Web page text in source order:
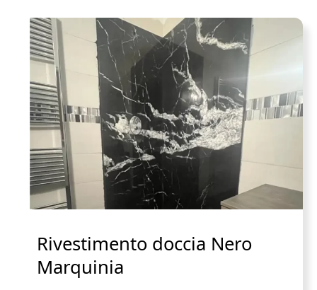
Rivestimento doccia Nero
Marquinia